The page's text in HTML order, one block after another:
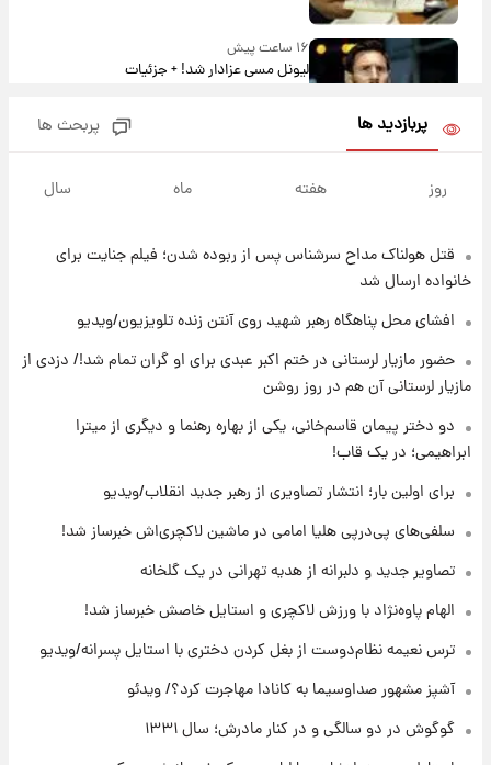
۱۶ ساعت پیش
لیونل مسی عزادار شد! + جزئیات
جهانی در آمریکا + فیلم
۱۹ ساعت پیش
۱۹ ساعت پیش
تصاویر عمامه بستن به شیوه خاتمی/ویدیو
افشای محل پناهگاه‌ رهبر شهید روی آنتن زنده
تلویزیون/ویدیو
۲۲ ساعت پیش
ثریا اسفندیاری بعد از طلاق و در دیدار با گروه
بیتلز
۲۲ ساعت پیش
ادعای جنجالی درباره اینفانتینو؛ اتهام پرداخت
پربازدید ها پربحث ها
روز هفته ماه سال
قتل هولناک مداح سرشناس پس از ربوده شدن؛ فیلم جنایت برای
خانواده ارسال شد
افشای محل پناهگاه‌ رهبر شهید روی آنتن زنده تلویزیون/ویدیو
حضور مازیار لرستانی در ختم اکبر عبدی برای او گران تمام شد!/ دزدی از
مازیار لرستانی آن هم در روز روشن
دو دختر پیمان قاسم‌خانی، یکی از بهاره رهنما و دیگری از میترا
ابراهیمی؛ در یک قاب!
برای اولین بار؛ انتشار تصاویری از رهبر جدید انقلاب/ویدیو
سلفی‌های پی‌درپی هلیا امامی در ماشین لاکچری‌اش خبرساز شد!
تصاویر جدید و دلبرانه از هدیه تهرانی در یک گلخانه
الهام پاوه‌نژاد با ورزش لاکچری و استایل خاصش خبرساز شد!
ترس نعیمه نظام‌دوست از بغل کردن دختری با استایل پسرانه/ویدیو
آشپز مشهور صداوسیما به کانادا مهاجرت کرد؟/ ویدئو
گوگوش در دو سالگی و در کنار مادرش؛ سال ۱۳۳۱